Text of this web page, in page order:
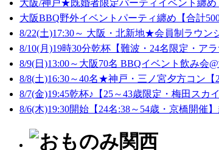
大阪/神戸★既婚者限定パーティイベント纏
大阪BBQ野外イベントパーティ纏め【合計
8/22(土)17:30～ 大阪・北新地★会員制ラウ
8/10(月)19時30分乾杯【難波・24名限定・ア
8/9(日)13:00～大阪70名 BBQイベント飲み会
8/8(土)16:30～40名★神戸・三ノ宮夕方コン【
8/7(金)19:45乾杯♪【25～43歳限定・梅田スカ
8/6(木)19:30開始【24名:38～54歳・京橋開催